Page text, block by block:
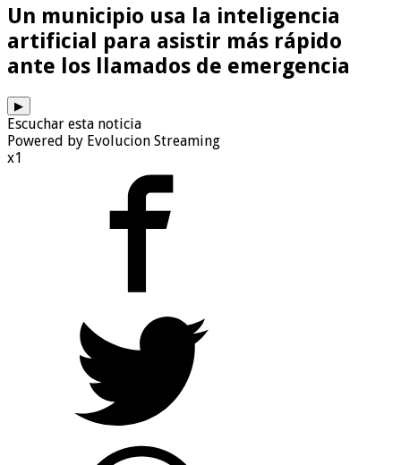
Un municipio usa la inteligencia
artificial para asistir más rápido
ante los llamados de emergencia
▶
Escuchar esta noticia
Powered by Evolucion Streaming
x1